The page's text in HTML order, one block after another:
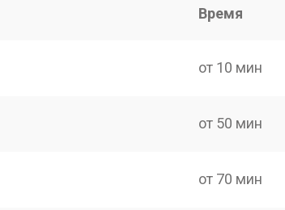
Время
от 10 мин
от 50 мин
от 70 мин